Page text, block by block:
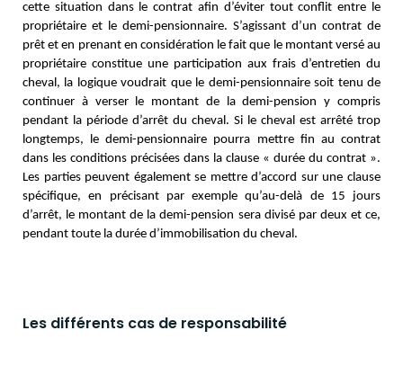
cette situation dans le contrat afin d’éviter tout conflit entre le
propriétaire et le demi-pensionnaire. S’agissant d’un contrat de
prêt et en prenant en considération le fait que le montant versé au
propriétaire constitue une participation aux frais d’entretien du
cheval, la logique voudrait que le demi-pensionnaire soit tenu de
continuer à verser le montant de la demi-pension y compris
pendant la période d’arrêt du cheval. Si le cheval est arrêté trop
longtemps, le demi-pensionnaire pourra mettre fin au contrat
dans les conditions précisées dans la clause « durée du contrat ».
Les parties peuvent également se mettre d’accord sur une clause
spécifique, en précisant par exemple qu’au-delà de 15 jours
d’arrêt, le montant de la demi-pension sera divisé par deux et ce,
pendant toute la durée d’immobilisation du cheval.
Les différents cas de responsabilité